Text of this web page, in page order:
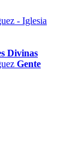
Divinas
Gente